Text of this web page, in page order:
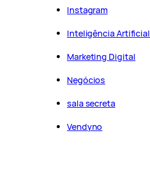
Instagram
Inteligência Artificial
Marketing Digital
Negócios
sala secreta
Vendyno